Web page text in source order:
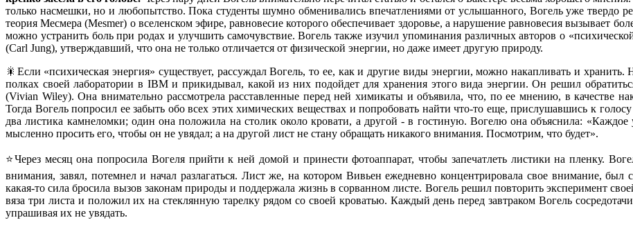
только насмешки, но и любопытство. Пока студенты шумно обменивались впечатлениями от услышанного, Вогель уже твердо
теория Месмера (Mesmer) о вселенском эфире, равновесие которого обеспечивает здоровье, а нарушение равновесия вызывает
можно устранить боль при родах и улучшить самочувствие. Вогель также изучил упоминания различных авторов о
(Carl Jung), утверждавший, что она не только отличается от физической энергии, но даже имеет другую природу.
🎇Если «психическая энергия» существует, рассуждал Вогель, то ее, как и другие виды энергии, можно накапливать и
полках своей лаборатории в IBM и прикидывал, какой из них подойдет для хранения этого вида энергии. Он решил
(Vivian Wiley). Она внимательно рассмотрела расставленные перед ней химикаты и объявила, что, по ее мнению, в качестве
Тогда Вогель попросил ее забыть обо всех этих химических веществах и попробовать найти что-то еще, прислушавшись к
два листика камнеломки; один она положила на столик около кровати, а другой - в гостиную. Вогелю она объяснила: «Каждое
мысленно просить его, чтобы он не увядал; а на другой лист не стану обращать никакого внимания. Посмотрим, что будет».
⭐Через месяц она попросила Вогеля прийти к ней домой и принести фотоаппарат, чтобы запечатлеть листики на пленку.
внимания, завял, потемнел и начал разлагаться. Лист же, на котором Вивьен ежедневно концентрировала свое внимание, был
какая-то сила бросила вызов законам природы и поддержала жизнь в сорванном листе. Вогель решил повторить эксперимент
вяза три листа и положил их на стеклянную тарелку рядом со своей кроватью. Каждый день перед завтраком Вогель
упрашивая их не увядать.